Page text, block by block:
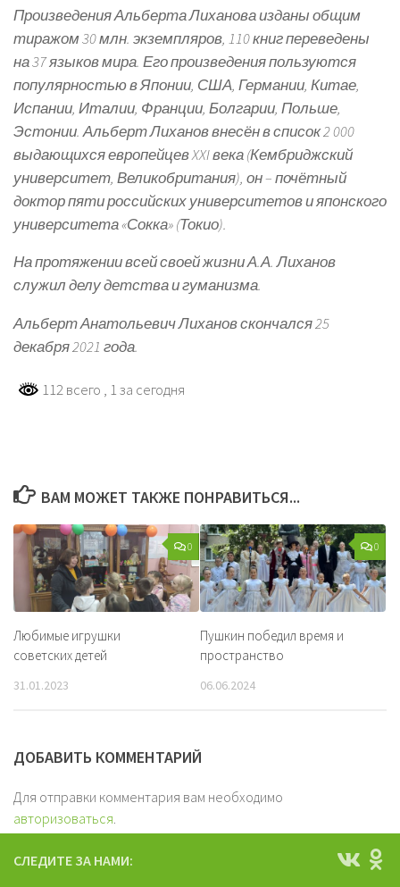
Произведения Альберта Лиханова изданы общим
тиражом 30 млн. экземпляров, 110 книг переведены
на 37 языков мира. Его произведения пользуются
популярностью в Японии, США, Германии, Китае,
Испании, Италии, Франции, Болгарии, Польше,
Эстонии. Альберт Лиханов внесён в список 2 000
выдающихся европейцев XXI века (Кембриджский
университет, Великобритания), он – почётный
доктор пяти российских университетов и японского
университета «Сокка» (Токио).
На протяжении всей своей жизни А.А. Лиханов
служил делу детства и гуманизма.
Альберт Анатольевич Лиханов скончался 25
декабря 2021 года.
112 всего , 1 за сегодня
ВАМ МОЖЕТ ТАКЖЕ ПОНРАВИТЬСЯ...
0
Любимые игрушки
советских детей
31.01.2023
0
Пушкин победил время и
пространство
06.06.2024
ДОБАВИТЬ КОММЕНТАРИЙ
Для отправки комментария вам необходимо
авторизоваться
СЛЕДИТЕ ЗА НАМИ: